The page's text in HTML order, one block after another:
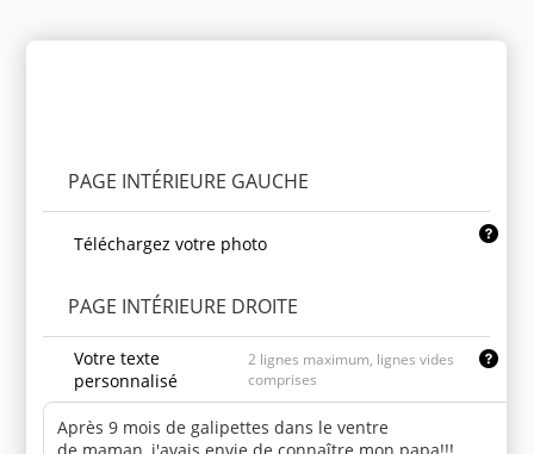
PAGE INTÉRIEURE GAUCHE
Téléchargez votre photo
PAGE INTÉRIEURE DROITE
Votre texte
personnalisé
2 lignes maximum, lignes vides
comprises